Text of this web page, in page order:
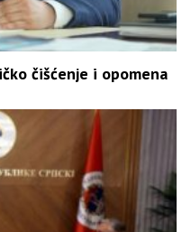
čišćenje i opomena